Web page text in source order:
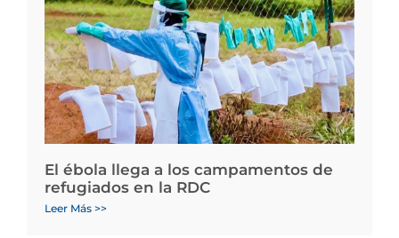
El ébola llega a los campamentos de
refugiados en la RDC
Leer Más >>